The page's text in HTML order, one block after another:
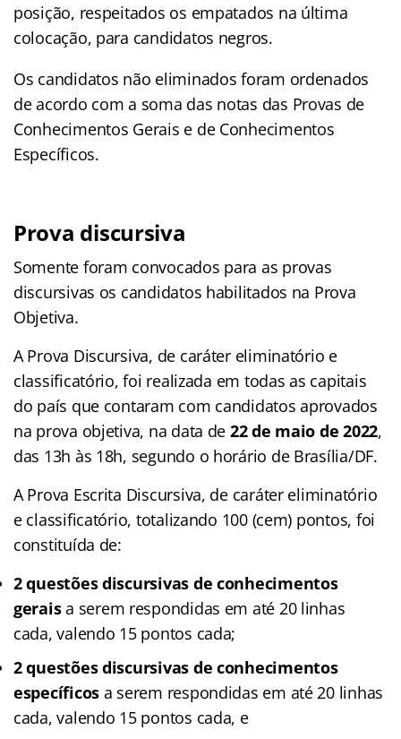
posição, respeitados os empatados na última
colocação, para candidatos negros.
Os candidatos não eliminados foram ordenados
de acordo com a soma das notas das Provas de
Conhecimentos Gerais e de Conhecimentos
Específicos.
Prova discursiva
Somente foram convocados para as provas
discursivas os candidatos habilitados na Prova
Objetiva.
A Prova Discursiva, de caráter eliminatório e
classificatório, foi realizada em todas as capitais
do país que contaram com candidatos aprovados
na prova objetiva, na data de 22 de maio de 2022,
das 13h às 18h, segundo o horário de Brasília/DF.
A Prova Escrita Discursiva, de caráter eliminatório
e classificatório, totalizando 100 (cem) pontos, foi
constituída de:
2 questões discursivas de conhecimentos
geraisa serem respondidas em até 20 linhas
cada, valendo 15 pontos cada;
2 questões discursivas de conhecimentos
específicos a serem respondidas em até 20 linhas
cada, valendo 15 pontos cada, e